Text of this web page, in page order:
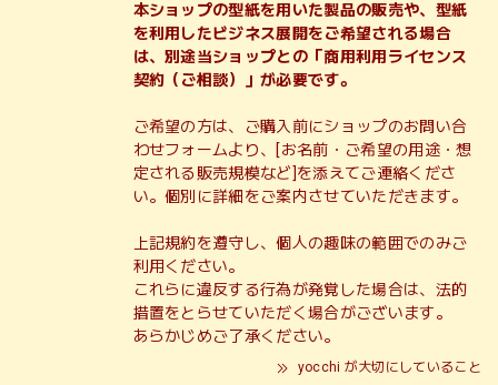
本ショップの型紙を用いた製品の販売や、型紙
を利用したビジネス展開をご希望される場合
は、別途当ショップとの「商用利用ライセンス
契約（ご相談）」が必要です。
ご希望の方は、ご購入前にショップのお問い合
わせフォームより、[お名前・ご希望の用途・想
定される販売規模など]を添えてご連絡くださ
い。個別に詳細をご案内させていただきます。
上記規約を遵守し、個人の趣味の範囲でのみご
利用ください。
これらに違反する行為が発覚した場合は、法的
措置をとらせていただく場合がございます。
あらかじめご了承ください。
yocchi が大切にしていること